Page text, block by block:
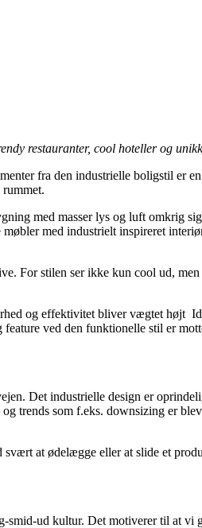
restauranter, cool hoteller og
fra den industrielle boligstil er
med masser lys og luft omkrig
med industrielt inspireret
For stilen ser ikke kun cool ud,
og effektivitet bliver vægtet højt
ved den funktionelle stil er
Det industrielle design er
trends som f.eks. downsizing er
at ødelægge eller at slide et
ud kultur. Det motiverer til at